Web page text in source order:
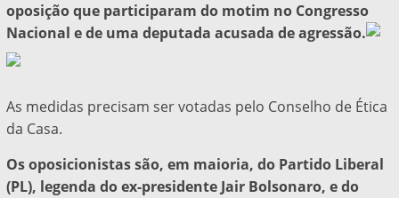
oposição que participaram do motim no Congresso
Nacional e de uma deputada acusada de agressão.
As medidas precisam ser votadas pelo Conselho de Ética
da Casa.
Os oposicionistas são, em maioria, do Partido Liberal
(PL), legenda do ex-presidente Jair Bolsonaro, e do